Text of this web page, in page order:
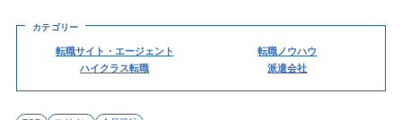
カテゴリー
転職サイト・エージェント
転職ノウハウ
ハイクラス転職
派遣会社